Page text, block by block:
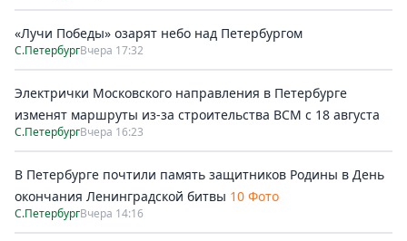
«Лучи Победы» озарят небо над Петербургом
С.ПетербургВчера 17:32
Электрички Московского направления в Петербурге
изменят маршруты из-за строительства ВСМ с 18 августа
С.ПетербургВчера 16:23
В Петербурге почтили память защитников Родины в День
окончания Ленинградской битвы 10 Фото
С.ПетербургВчера 14:16